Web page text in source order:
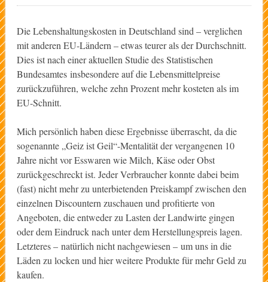
Die Lebenshaltungskosten in Deutschland sind – verglichen
mit anderen EU-Ländern – etwas teurer als der Durchschnitt.
Dies ist nach einer aktuellen Studie des Statistischen
Bundesamtes insbesondere auf die Lebensmittelpreise
zurückzuführen, welche zehn Prozent mehr kosteten als im
EU-Schnitt.
Mich persönlich haben diese Ergebnisse überrascht, da die
sogenannte „Geiz ist Geil“-Mentalität der vergangenen 10
Jahre nicht vor Esswaren wie Milch, Käse oder Obst
zurückgeschreckt ist. Jeder Verbraucher konnte dabei beim
(fast) nicht mehr zu unterbietenden Preiskampf zwischen den
einzelnen Discountern zuschauen und profitierte von
Angeboten, die entweder zu Lasten der Landwirte gingen
oder dem Eindruck nach unter dem Herstellungspreis lagen.
Letzteres – natürlich nicht nachgewiesen – um uns in die
Läden zu locken und hier weitere Produkte für mehr Geld zu
kaufen.